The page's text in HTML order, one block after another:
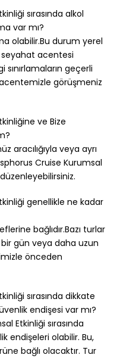
sırasında alkol
var mı?
olabilir.Bu durum yerel
acentesi
sınırlamaların geçerli
görüşmeniz
ve Bize
aracılığıyla veya ayrı
Cruise Kurumsal
genellikle ne kadar
bağlıdır.Bazı turlar
gün veya daha uzun
önceden
sırasında dikkate
endişesi var mı?
Etkinliği sırasında
endişeleri olabilir. Bu,
bağlı olacaktır. Tur